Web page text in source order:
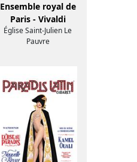
Ensemble royal de
Paris - Vivaldi
Église Saint-Julien Le
Pauvre